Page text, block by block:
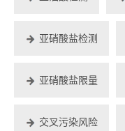
亚硝酸盐检测
亚硝酸盐限量
交叉污染风险